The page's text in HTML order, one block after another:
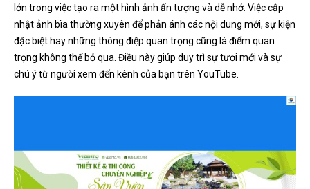
lớn trong việc tạo ra một hình ảnh ấn tượng và dễ nhớ. Việc cập
nhật ảnh bìa thường xuyên để phản ánh các nội dung mới, sự kiện
đặc biệt hay những thông điệp quan trọng cũng là điểm quan
trọng không thể bỏ qua. Điều này giúp duy trì sự tươi mới và sự
chú ý từ người xem đến kênh của bạn trên YouTube.